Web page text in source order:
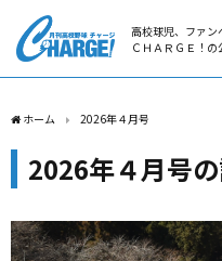
高校球児、ファン
ＣＨＡＲＧＥ！の
ホーム 2026年４月号
2026年４月号